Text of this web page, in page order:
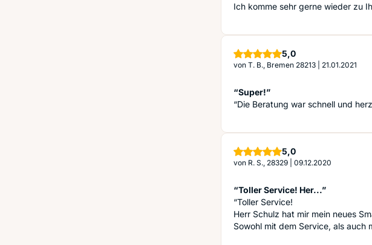
Ich komme sehr gerne wieder zu
5,0Sterne
von T. B., Bremen 28213 21.01.2021
“Super!”
“Die Beratung war schnell und
5,0Sterne
von R. S., 28329 09.12.2020
“Toller Service! Her...”
“Toller Service!
Herr Schulz hat mir mein neues
Sowohl mit dem Service, als auch